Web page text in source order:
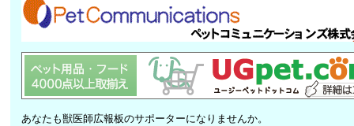
あなたも獣医師広報板のサポーターになりませんか。